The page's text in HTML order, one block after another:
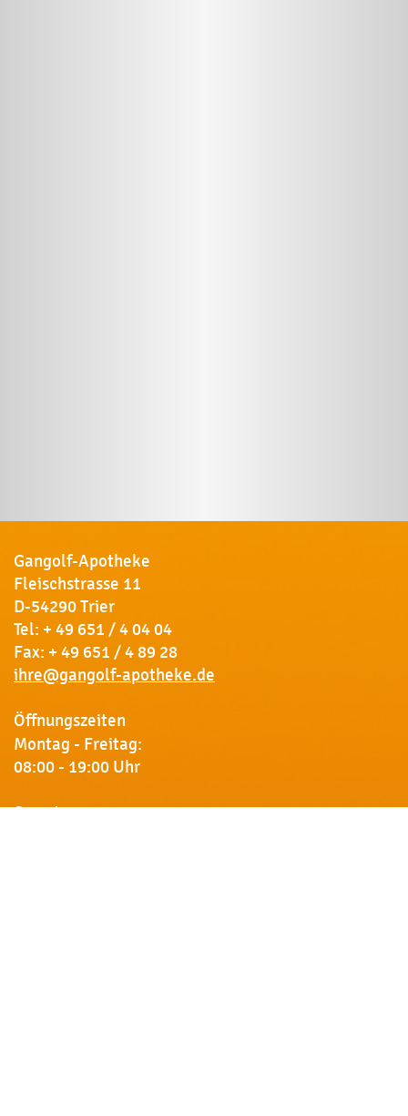
Gangolf-Apotheke
Fleischstrasse 11
D-54290 Trier
Tel: + 49 651 / 4 04 04
Fax: + 49 651 / 4 89 28
ihre@gangolf-apotheke.de
Öffnungszeiten
Montag - Freitag:
08:00 - 19:00 Uhr
Samstag: